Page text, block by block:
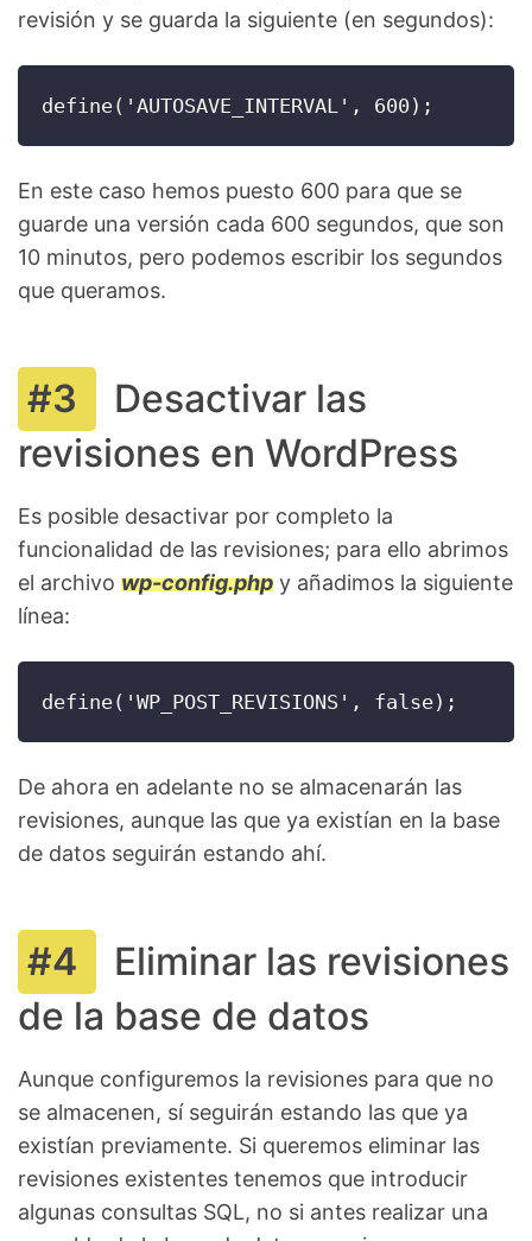
revisión y se guarda la siguiente (en segundos):
define('AUTOSAVE_INTERVAL', 600);
En este caso hemos puesto 600 para que se
guarde una versión cada 600 segundos, que son
10 minutos, pero podemos escribir los segundos
que queramos.
Desactivar las
revisiones en WordPress
Es posible desactivar por completo la
funcionalidad de las revisiones; para ello abrimos
el archivo wp-config.php y añadimos la siguiente
línea:
define('WP_POST_REVISIONS', false);
De ahora en adelante no se almacenarán las
revisiones, aunque las que ya existían en la base
de datos seguirán estando ahí.
Eliminar las revisiones
de la base de datos
Aunque configuremos la revisiones para que no
se almacenen, sí seguirán estando las que ya
existían previamente. Si queremos eliminar las
revisiones existentes tenemos que introducir
algunas consultas SQL, no si antes realizar una